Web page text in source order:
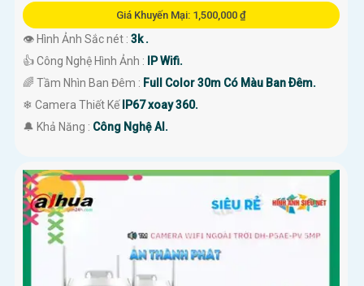
Giá Khuyến Mại: 1,500,000 ₫
👁 Hình Ảnh Sắc nét : 3k .
👍 Công Nghệ Hình Ảnh : IP Wifi.
🌈 Tầm Nhìn Ban Đêm : Full Color 30m Có Màu Ban Ðêm.
❄ Camera Thiết KếIP67 xoay 360.
️🔔 Khả Năng : Công Nghệ AI.